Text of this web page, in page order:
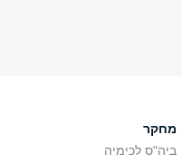
מחקר
ביה"ס לכימיה